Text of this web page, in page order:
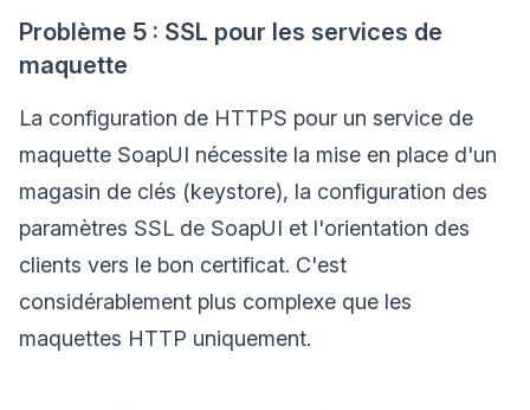
Problème 5 : SSL pour les services de
maquette
La configuration de HTTPS pour un service de
maquette SoapUI nécessite la mise en place d'un
magasin de clés (keystore), la configuration des
paramètres SSL de SoapUI et l'orientation des
clients vers le bon certificat. C'est
considérablement plus complexe que les
maquettes HTTP uniquement.